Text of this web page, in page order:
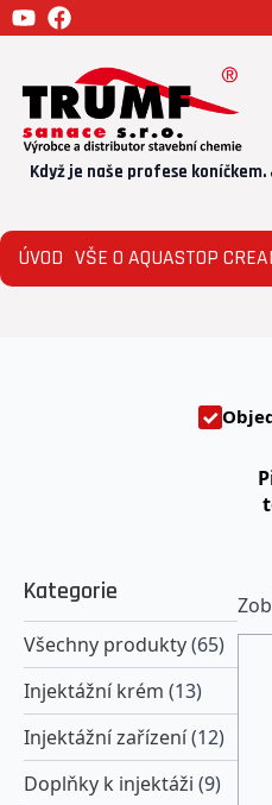
Když je naše profese koníčkem.
ÚVOD VŠE O AQUASTOP
Kategorie
Všechny produkty(65)
Injektážní krém (13)
Injektážní zařízení(12)
Doplňky k injektáži (9)